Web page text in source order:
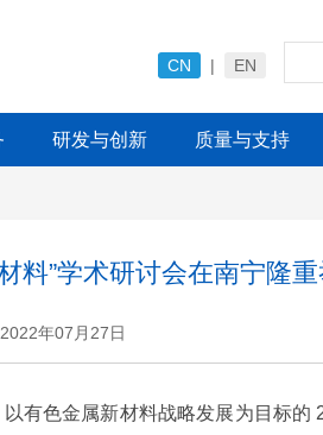
CN | EN
研发与创新 质量与支持
料”学术研讨会在南宁隆
年07月27日
色金属新材料战略发展为目标的